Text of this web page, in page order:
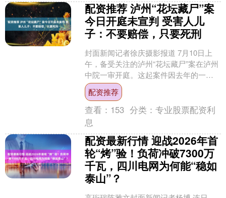
配资推荐 泸州“花坛藏尸”案
今日开庭未宣判 受害人儿
子：不要赔偿，只要死刑
封面新闻记者徐庆摄影报道 7月10日上
午，备受关注的泸州“花坛藏尸”案在泸州
中院一审开庭。这起案件因去年的一次
商城维修才重见天日：2025年6月7日，
工人在泸州....
配资推荐
查看： 153 分类：专业股票配资利
息
配资最新行情 迎战2026年首
轮“烤”验！负荷冲破7300万
千瓦，四川电网为何能“稳如
泰山”？